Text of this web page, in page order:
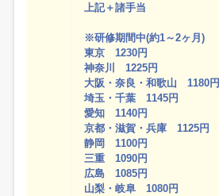
上記＋諸手当
※研修期間中(約1～2ヶ月)
東京 1230円
神奈川 1225円
大阪・奈良・和歌山 1180円
埼玉・千葉 1145円
愛知 1140円
京都・滋賀・兵庫 1125円
静岡 1100円
三重 1090円
広島 1085円
山梨・岐阜 1080円